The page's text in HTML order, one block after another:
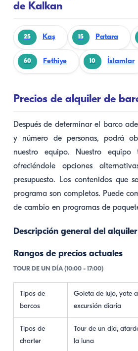
de Kalkan
25 Kaş 15 Patara
60 Fethiye 10 İslamlar
Precios de alquiler de
Después de determinar el barco
y número de personas, podrá
nuestro equipo. Nuestro
ofreciéndole opciones
presupuesto. Los contenidos que
programa son completos. Puede
de cambio en programas de
Descripción general del
Rangos de precios actuales
TOUR DE UN DÍA (10:00 - 17:00)
Tipos de
barcos
Goleta de lujo, yate
excursión diaria
Tipos de
charter
Tour de un día,
la luna